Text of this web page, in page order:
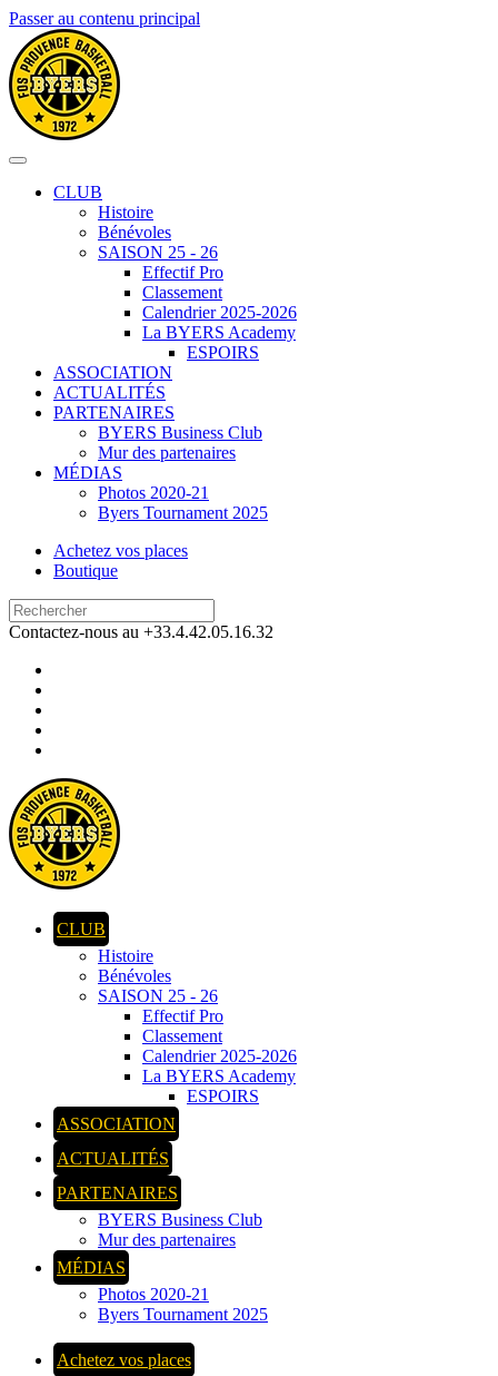
Passer au contenu principal
CLUB
Histoire
Bénévoles
SAISON 25 - 26
Effectif Pro
Classement
Calendrier 2025-2026
La BYERS Academy
ESPOIRS
ASSOCIATION
ACTUALITÉS
PARTENAIRES
BYERS Business Club
Mur des partenaires
MÉDIAS
Photos 2020-21
Byers Tournament 2025
Achetez vos places
Boutique
Contactez-nous au +33.4.42.05.16.32
CLUB
Histoire
Bénévoles
SAISON 25 - 26
Effectif Pro
Classement
Calendrier 2025-2026
La BYERS Academy
ESPOIRS
ASSOCIATION
ACTUALITÉS
PARTENAIRES
BYERS Business Club
Mur des partenaires
MÉDIAS
Photos 2020-21
Byers Tournament 2025
Achetez vos places